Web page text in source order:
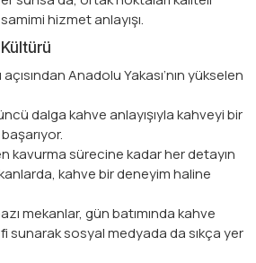
hizmet anlayışı.
Anadolu Yakası’nın yükselen
dalga kahve anlayışıyla kahveyi bir
kavurma sürecine kadar her detayın
kahve bir deneyim haline
mekanlar, gün batımında kahve
sunarak sosyal medyada da sıkça yer